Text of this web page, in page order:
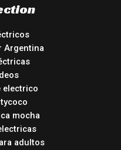
Argentina
electrico
mocha
adultos